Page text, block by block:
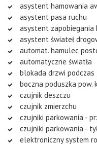
asystent hamowania
asystent pasa ruchu
asystent zapobiegania
asystent świateł
automat. hamulec
automatyczne światła
blokada drzwi podczas
boczna poduszka pow.
czujnik deszczu
czujnik zmierzchu
czujniki parkowania -
czujniki parkowania -
elektroniczny system